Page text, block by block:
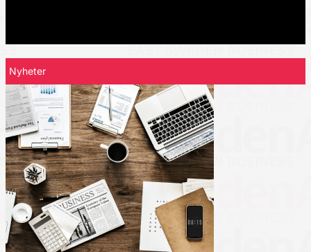
Nyheter